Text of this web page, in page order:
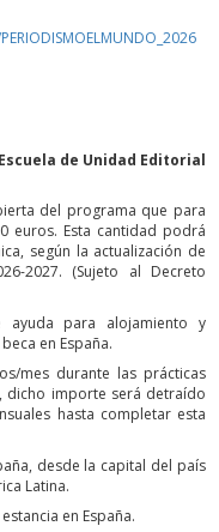
de Unidad Editorial
del programa que para
euros. Esta cantidad podrá
según la actualización de
2027. (Sujeto al Decreto
para alojamiento y
en España.
mes durante las prácticas
dicho importe será detraído
hasta completar esta
desde la capital del país
Latina.
en España.